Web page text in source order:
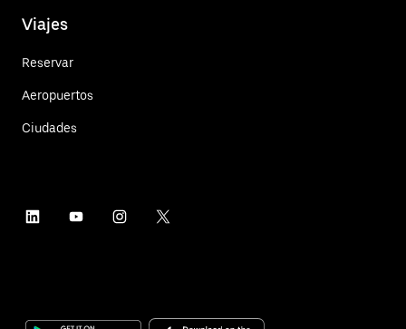
Viajes
Reservar
Aeropuertos
Ciudades